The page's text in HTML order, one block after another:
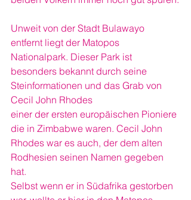
Unweit von der Stadt Bulawayo
entfernt liegt der Matopos
Nationalpark. Dieser Park ist
besonders bekannt durch seine
Steinformationen und das Grab von
Cecil John Rhodes
einer der ersten europäischen Pioniere
die in Zimbabwe waren. Cecil John
Rhodes war es auch, der dem alten
Rodhesien seinen Namen gegeben
hat.
Selbst wenn er in Südafrika gestorben